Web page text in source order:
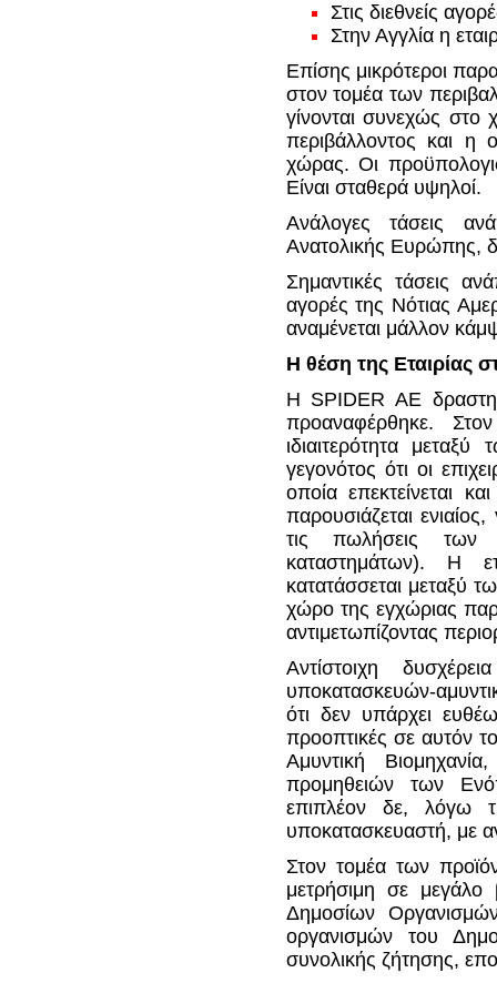
Στις διεθνείς
Στην Αγγλία η
Επίσης μικρότεροι
στον τομέα των
γίνονται συνεχώς στο
περιβάλλοντος και η
χώρας. Οι
Είναι σταθερά υψηλοί.
Ανάλογες τάσεις
Ανατολικής Ευρώπης,
Σημαντικές τάσεις
αγορές της Νότιας
αναμένεται μάλλον
Η θέση της Εταιρίας
Η SPIDER AE
προαναφέρθηκε.
ιδιαιτερότητα
γεγονότος ότι οι
οποία επεκτείνεται
παρουσιάζεται
τις πωλήσεις των
καταστημάτων). Η
κατατάσσεται μεταξύ
χώρο της εγχώριας
αντιμετωπίζοντας
Αντίστοιχη
υποκατασκευών-
ότι δεν υπάρχει
προοπτικές σε αυτόν
Αμυντική
προμηθειών των
επιπλέον δε, λόγω
υποκατασκευαστή, με
Στον τομέα των
μετρήσιμη σε
Δημοσίων
οργανισμών του
συνολικής ζήτησης,